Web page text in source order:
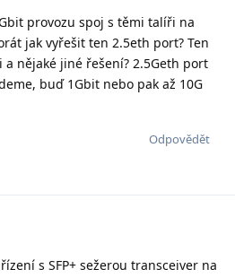
provozu spoj s těmi talíři na
jak vyřešit ten 2.5eth port? Ten
nějaké jiné řešení? 2.5Geth port
buď 1Gbit nebo pak až 10G
Odpovědět
s SFP+ sežerou transceiver na